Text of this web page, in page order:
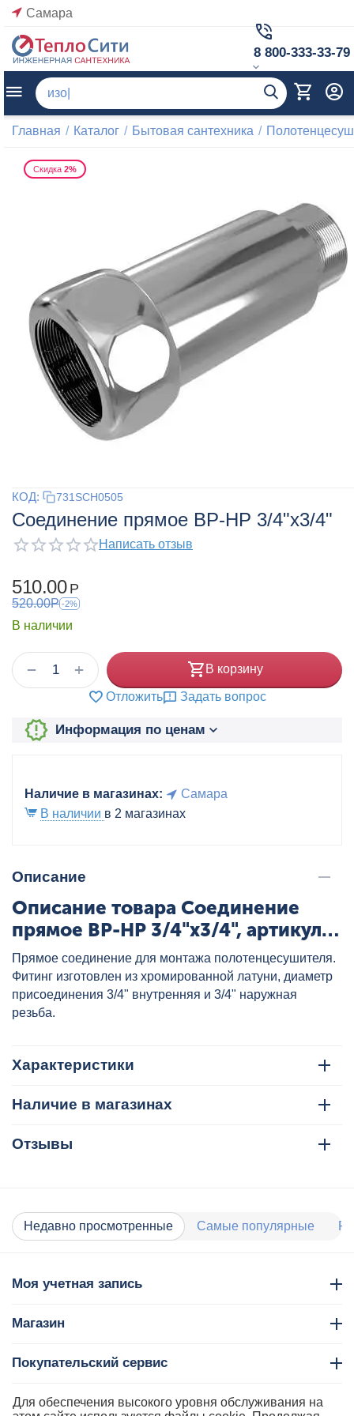
Самара
8 800-333-33-79
Главная / Каталог / Бытовая сантехника /
Скидка 2%
КОД: 731SCH0505
Соединение прямое ВР-НР 3/4"х3/4"
Написать отзыв
510.00 Р
520.00Р -2%
В наличии
+
− В корзину
Отложить Задать вопрос
Информация по ценам
Наличие в магазинах:
Самара
В наличии в 2 магазинах
Описание
Описание товара Соединение
прямое ВР-НР 3/4"х3/4", артикул:
731SCH0505
Прямое соединение для монтажа полотенцесушителя.
Фитинг изготовлен из хромированной латуни, диаметр
присоединения 3/4" внутренняя и 3/4" наружная
резьба.
Характеристики
Наличие в магазинах
Отзывы
Недавно просмотренные Самые популярные
Моя учетная запись
Магазин
Покупательский сервис
Контакты
Для обеспечения высокого уровня обслуживания на